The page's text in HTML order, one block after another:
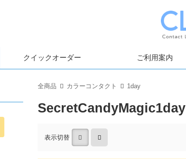
クイックオーダー ご利用案内
全商品 カラーコンタクト 1day
SecretCandyMagic1day
表示切替